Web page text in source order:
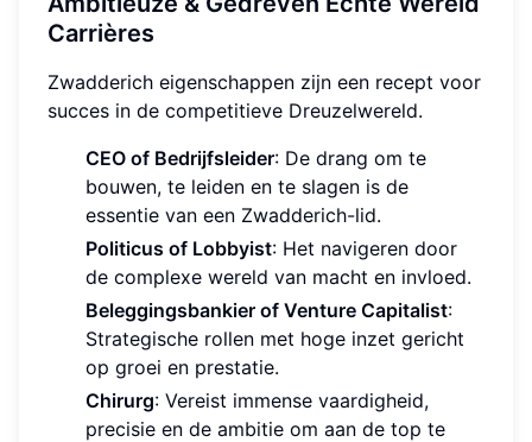
Carrières
Zwadderich eigenschappen zijn een recept voor
succes in de competitieve Dreuzelwereld.
CEO of Bedrijfsleider: De drang om te
bouwen, te leiden en te slagen is de
essentie van een Zwadderich-lid.
Politicus of Lobbyist: Het navigeren door
de complexe wereld van macht en invloed.
Beleggingsbankier of Venture Capitalist:
Strategische rollen met hoge inzet gericht
op groei en prestatie.
Chirurg: Vereist immense vaardigheid,
precisie en de ambitie om aan de top te